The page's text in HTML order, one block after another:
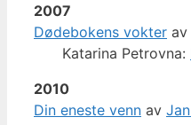
2007
Dødebokens vokter av
Katarina Petrovna:
2010
Din eneste venn av